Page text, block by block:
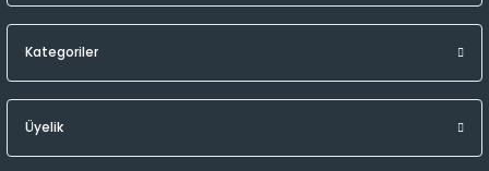
Kategoriler
Üyelik